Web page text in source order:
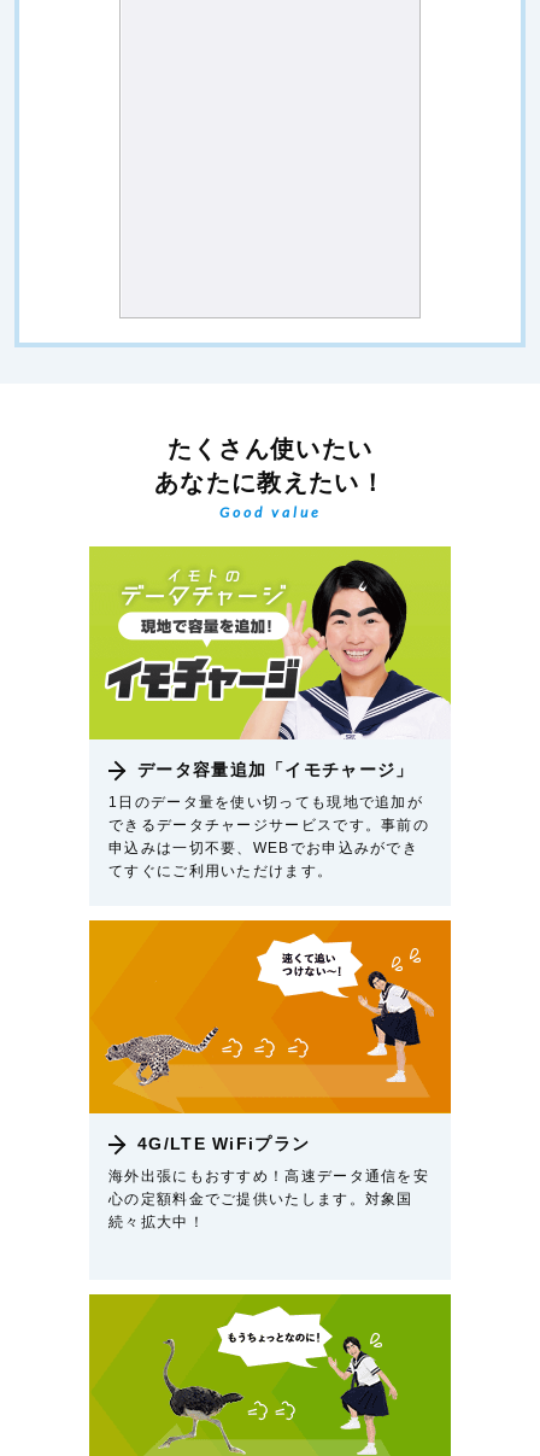
たくさん使いたい
あなたに教えたい！
Good value
データ容量追加「イモチャージ」
1日のデータ量を使い切っても現地で追加が
できるデータチャージサービスです。事前の
申込みは一切不要、WEBでお申込みができ
てすぐにご利用いただけます。
4G/LTE WiFiプラン
海外出張にもおすすめ！高速データ通信を安
心の定額料金でご提供いたします。対象国
続々拡大中！